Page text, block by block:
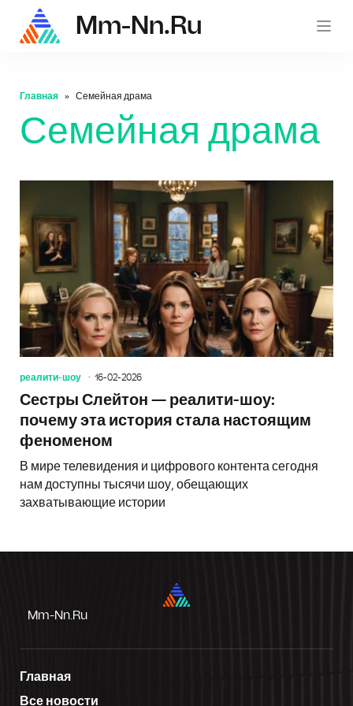
mm-
Mm-Nn.ru
Главная Семейная драма
Семейная драма
реалити-шоу 16-02-2026
Сестры Слейтон — реалити-шоу:
почему эта история стала настоящим
феноменом
В мире телевидения и цифрового контента сегодня
нам доступны тысячи шоу, обещающих
захватывающие истории
Mm-Nn.ru
Главная
Все новости